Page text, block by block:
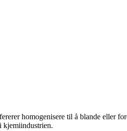
homogenisere til å blande eller
kjemiindustrien.